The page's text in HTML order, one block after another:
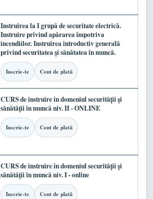
Instruirea la I grupă de securitate electrică.
Instruire privind apărarea împotriva
incendiilor. Instruirea introductiv generală
privind securitatea și sănătatea în muncă.
Inscrie-te Cont de plată
CURS de instruire în domeniul securității și
sănătății în muncă niv. II - ONLINE
Inscrie-te Cont de plată
CURS de instruire în domeniul securității și
sănătății în muncă niv. I - online
Inscrie-te Cont de plată